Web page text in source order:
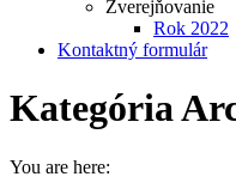
Zverejňovanie
Rok 2022
Kontaktný formulár
Kategória
You are here: